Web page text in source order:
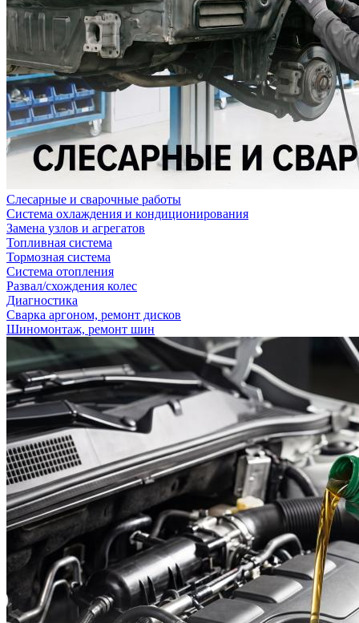
Слесарные и сварочные работы
Система охлаждения и кондиционирования
Замена узлов и агрегатов
Топливная система
Тормозная система
Система отопления
Развал/схождения колес
Диагностика
Сварка аргоном, ремонт дисков
Шиномонтаж, ремонт шин